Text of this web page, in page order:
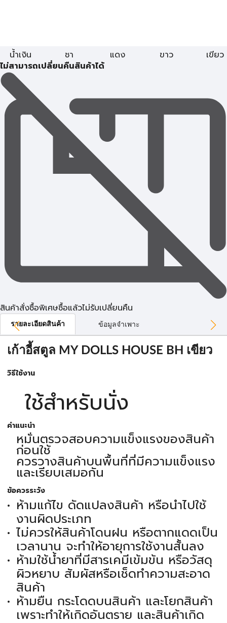
น้ำเงิน ชา แดง ขาว
เขียว
ไม่สามารถเปลี่ยนคืนสินค้าได้
สินค้าสั่งซื้อพิเศษซื้อแล้วไม่รับเปลี่ยนคืน
รายละเอียดสินค้า ข้อมูลจำเพาะ
เก้าอี้สตูล MY DOLLS HOUSE BH เขียว
วิธีใช้งาน
ใช้สำหรับนั่ง
คำแนะนำ
หมั่นตรวจสอบความแข็งแรงของสินค้า
ก่อนใช้
ควรวางสินค้าบนพื้นที่ที่มีความแข็งแรง
และเรียบเสมอกัน
ข้อควรระวัง
ห้ามแก้ไข ดัดแปลงสินค้า หรือนำไปใช้
งานผิดประเภท
ไม่ควรให้สินค้าโดนฝน หรือตากแดดเป็น
เวลานาน จะทำให้อายุการใช้งานสั้นลง
ห้ามใช้น้ำยาที่มีสารเคมีเข้มข้น หรือวัสดุ
ผิวหยาบ สัมผัสหรือเช็ดทำความสะอาด
สินค้า
ห้ามยืน กระโดดบนสินค้า และโยกสินค้า
เพราะทำให้เกิดอันตราย และสินค้าเกิด